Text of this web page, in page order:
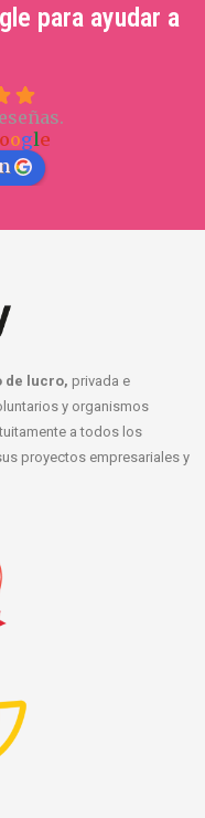
para ayudar a
oogle
de lucro, privada e
y organismos
a todos los
proyectos empresariales y